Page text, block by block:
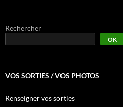
Rechercher
OK
VOS SORTIES / VOS PHOTOS
Renseigner vos sorties